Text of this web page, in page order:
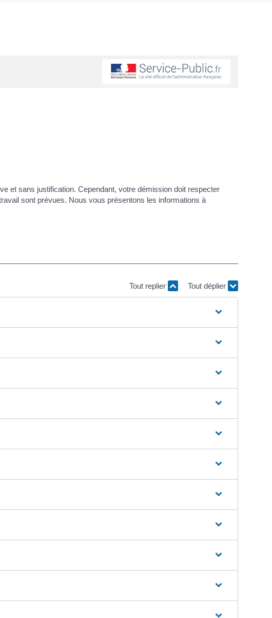
et sans justification. Cependant, votre démission doit respecter
sont prévues. Nous vous présentons les informations à
Tout replier Tout déplier